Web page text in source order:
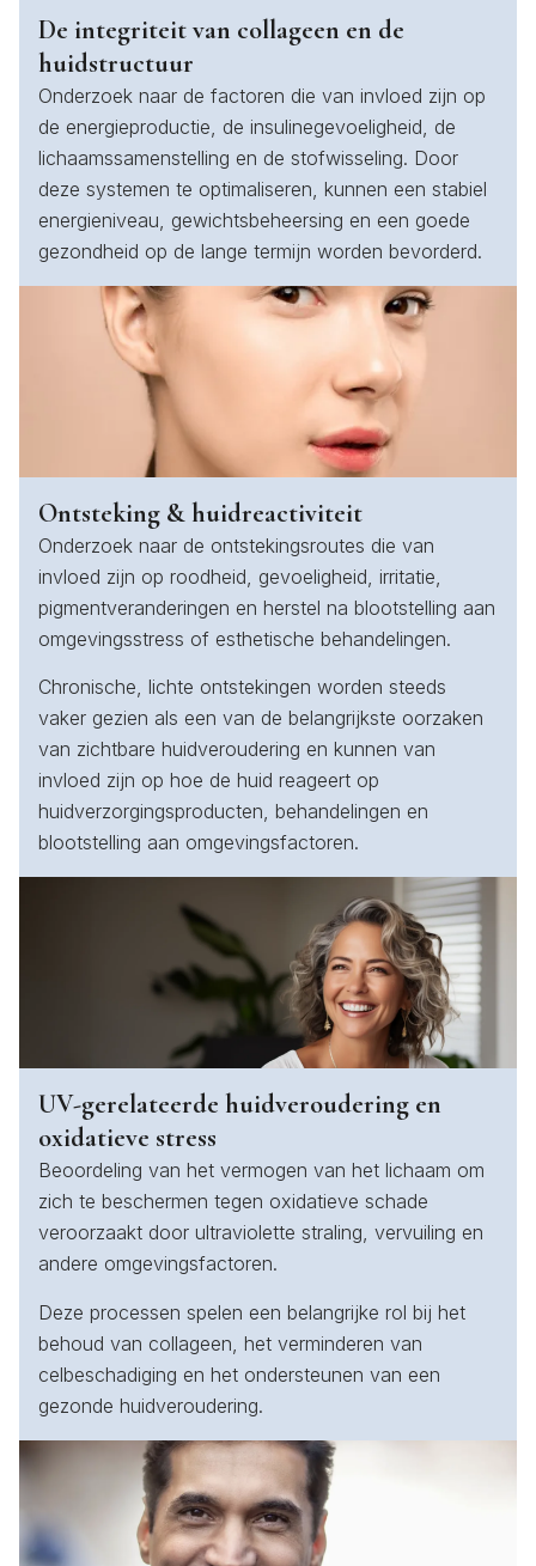
De integriteit van collageen en de
huidstructuur
Onderzoek naar de factoren die van invloed zijn op
de energieproductie, de insulinegevoeligheid, de
lichaamssamenstelling en de stofwisseling. Door
deze systemen te optimaliseren, kunnen een stabiel
energieniveau, gewichtsbeheersing en een goede
gezondheid op de lange termijn worden bevorderd.
Ontsteking & huidreactiviteit
Onderzoek naar de ontstekingsroutes die van
invloed zijn op roodheid, gevoeligheid, irritatie,
pigmentveranderingen en herstel na blootstelling aan
omgevingsstress of esthetische behandelingen.
Chronische, lichte ontstekingen worden steeds
vaker gezien als een van de belangrijkste oorzaken
van zichtbare huidveroudering en kunnen van
invloed zijn op hoe de huid reageert op
huidverzorgingsproducten, behandelingen en
blootstelling aan omgevingsfactoren.
UV-gerelateerde huidveroudering en
oxidatieve stress
Beoordeling van het vermogen van het lichaam om
zich te beschermen tegen oxidatieve schade
veroorzaakt door ultraviolette straling, vervuiling en
andere omgevingsfactoren.
Deze processen spelen een belangrijke rol bij het
behoud van collageen, het verminderen van
celbeschadiging en het ondersteunen van een
gezonde huidveroudering.